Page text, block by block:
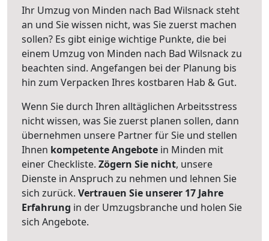
Ihr Umzug von Minden nach Bad Wilsnack steht
an und Sie wissen nicht, was Sie zuerst machen
sollen? Es gibt einige wichtige Punkte, die bei
einem Umzug von Minden nach Bad Wilsnack zu
beachten sind. Angefangen bei der Planung bis
hin zum Verpacken Ihres kostbaren Hab & Gut.
Wenn Sie durch Ihren alltäglichen Arbeitsstress
nicht wissen, was Sie zuerst planen sollen, dann
übernehmen unsere Partner für Sie und stellen
Ihnen kompetente Angebote in Minden mit
einer Checkliste. Zögern Sie nicht, unsere
Dienste in Anspruch zu nehmen und lehnen Sie
sich zurück. Vertrauen Sie unserer 17 Jahre
Erfahrung in der Umzugsbranche und holen Sie
sich Angebote.